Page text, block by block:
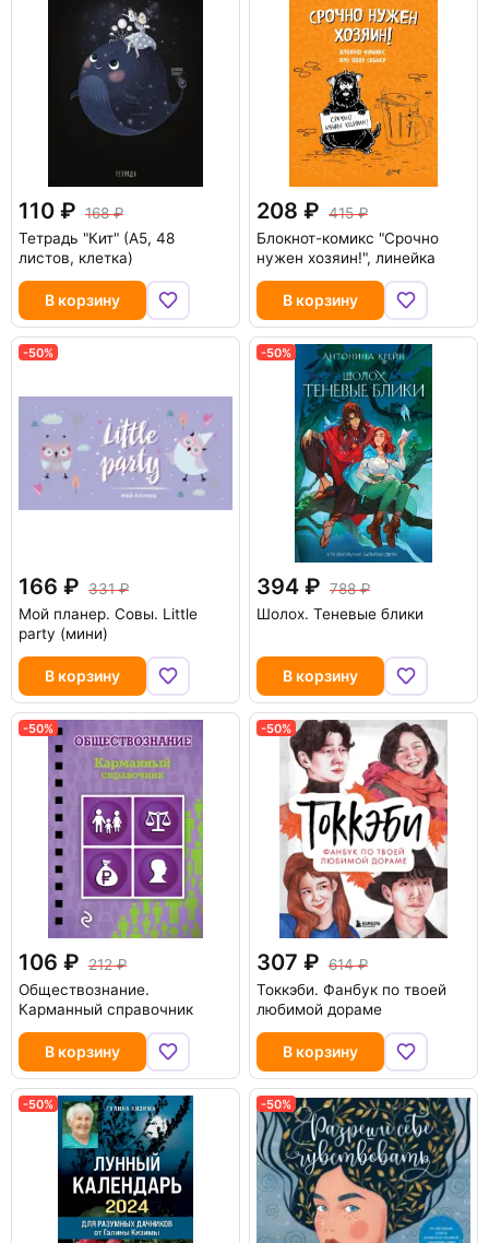
110
168
Тетрадь "Кит" (А5, 48
листов, клетка)
В корзину
208
415
Блокнот-комикс "Срочно
нужен хозяин!", линейка
В корзину
-50%
166
331
Мой планер. Совы. Little
party (мини)
В корзину
-50%
394
788
Шолох. Теневые блики
В корзину
-50%
106
212
Обществознание.
Карманный справочник
В корзину
-50%
307
614
Токкэби. Фанбук по твоей
любимой дораме
В корзину
-50% -50%